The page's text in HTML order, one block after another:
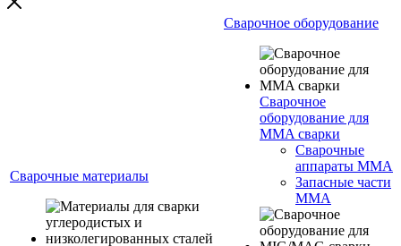
Сварочные материалы
Сварочное оборудование
Сварочное
оборудование для
MMA сварки
Сварочные
аппараты MMA
Запасные части
MMA